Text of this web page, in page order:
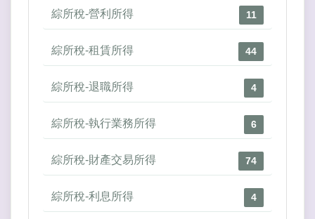
綜所稅-營利所得 11
綜所稅-租賃所得 44
綜所稅-退職所得 4
綜所稅-執行業務所得 6
綜所稅-財產交易所得 74
綜所稅-利息所得 4